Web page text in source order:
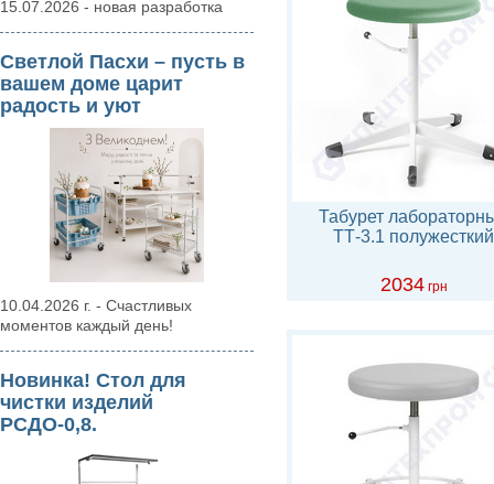
15.07.2026 - новая разработка
Светлой Пасхи – пусть в
вашем доме царит
радость и уют
10.04.2026 г. - Счастливых
моментов каждый день!
Новинка! Стол для
чистки изделий
РСДО-0,8.
Табурет
ТТ-3.1 полужесткий
2034 грн